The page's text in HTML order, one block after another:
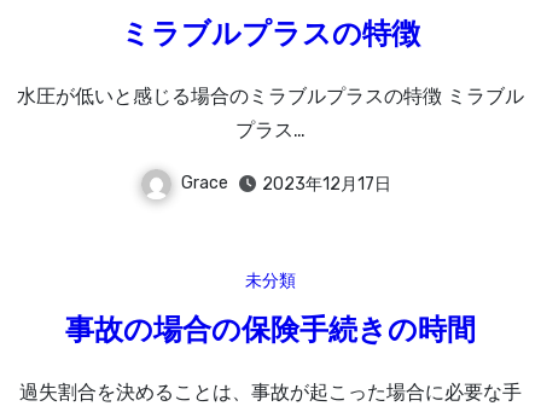
ミラブルプラスの特徴
水圧が低いと感じる場合のミラブルプラスの特徴 ミラブル
プラス…
Grace 2023年12月17日
未分類
事故の場合の保険手続きの時間
過失割合を決めることは、事故が起こった場合に必要な手